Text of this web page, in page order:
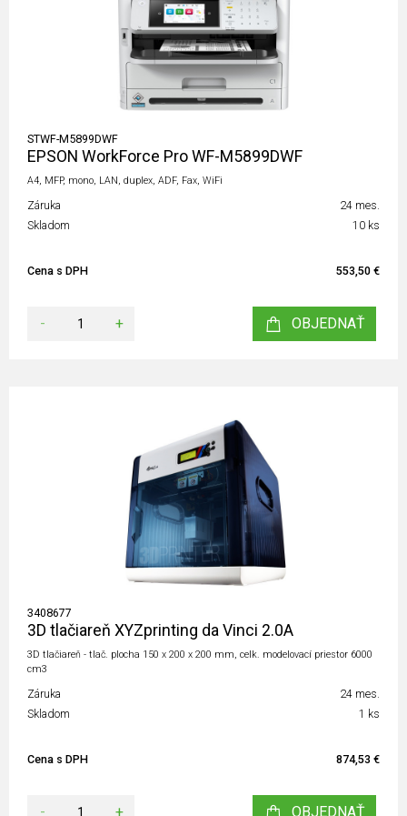
STWF-M5899DWF
EPSON WorkForce Pro WF-M5899DWF
A4, MFP, mono, LAN, duplex, ADF, Fax, WiFi
Záruka
24 mes.
Skladom
10 ks
Cena s DPH 553,50 €
- + OBJEDNAŤ
3408677
3D tlačiareň XYZprinting da Vinci 2.0A
3D tlačiareň - tlač. plocha 150 x 200 x 200 mm, celk. modelovací priestor 6000
cm3
Záruka
24 mes.
Skladom
1 ks
Cena s DPH 874,53 €
- + OBJEDNAŤ